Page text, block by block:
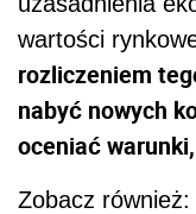
wartości
rozliczeniem
nabyć nowych
oceniać
Zobacz również: